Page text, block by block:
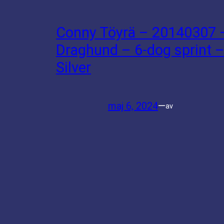
Conny Töyrä – 20140307
Draghund – 6-dog sprint –
Silver
maj 6, 2024—av